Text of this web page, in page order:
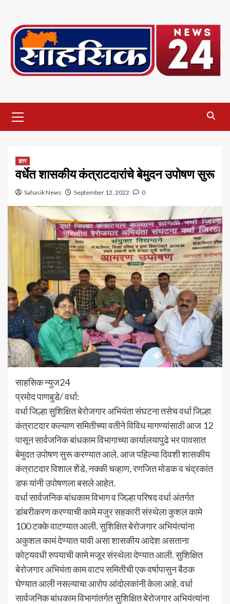
content
Menu
इतर
वर्धेत शासकीय कंत्राटदारांचे बेमुदन उपोषण सुरू
Sahasik News September 12, 2022 0
साहसिक न्युज24
प्रमोद पाणबुडे/ वर्धा:
वर्धा जिल्हा सुशिक्षित बेरोजगार अभियंता संघटना तसेच वर्धा जिल्हा
कंत्राटदार कल्याण समितीच्या वतीने विविध मागण्यांसाठी आज 12
पासून सार्वजनिक बांधकाम विभागाच्या कार्यालयापुढे भर पावसात
बेमुदत उपोषण सुरू करण्यात आले. आज पहिल्या दिवशी शासकीय
कंत्राटदार विशाल शेंडे, नक्की चव्हाण, रणजित मोडक व चंद्रकांत
डफ यांनी उपोषणला बसले आहेत.
वर्धा सार्वजनिक बांधकाम विभाग व जिल्हा परिषद वर्धा अंतर्गत
डांबरीकरण करण्याची कामे मजुर सहकारी संस्थेला कुशल कामे
100 टक्के वाटण्यात आली. सुशिक्षित बेरोजगार अभियंत्यांना
अकुशल कामं देण्यात यावी असा शासकीय आदेश असताना
कोट्यवधी रुपयाची कामे मजूर संस्थेला देण्यात आली. सुशिक्षित
बेरोजगार अभियंता काम वाटप समितीची एक वर्षापासुन बैठक
घेण्यात आली नसल्याचा आरोप आंदोलकांनी केला आहे. वर्धा
सार्वजनिक बांधकाम विभागांतर्गत सुशिक्षित बेरोजगार अभियंत्यांना